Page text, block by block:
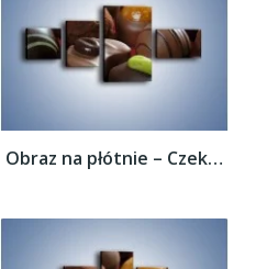
Obraz na płótnie – Czekoladowe praliny z...